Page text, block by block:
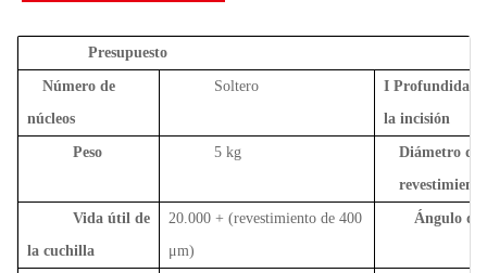
Presupuesto
Número de
núcleos
Soltero I Profundidad
la incisión
Peso 5 kg
Diámetro de
Vida útil de
la cuchilla
20.000 + (revestimiento de 400
μm)
Ángulo de